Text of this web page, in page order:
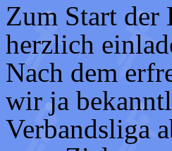
Zum Start der
herzlich
Nach dem
wir ja
Verbandsliga